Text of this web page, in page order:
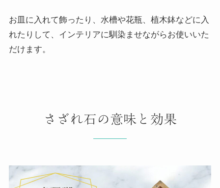
お皿に入れて飾ったり、水槽や花瓶、植木鉢などに入
れたりして、インテリアに馴染ませながらお使いいた
だけます。
さざれ石の意味と効果